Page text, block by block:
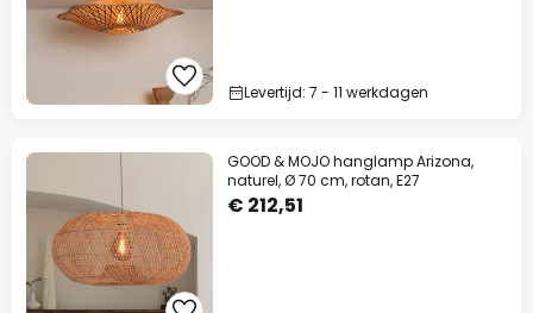
Levertijd: 7 - 11 werkdagen
GOOD & MOJO hanglamp Arizona,
naturel, Ø 70 cm, rotan, E27
€ 212,51